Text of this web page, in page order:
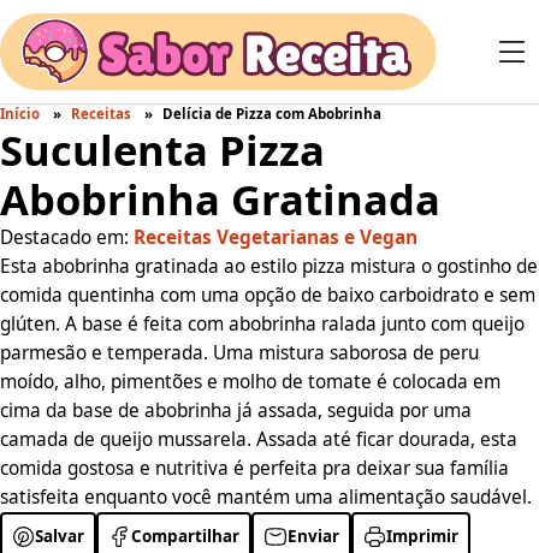
Início Receitas Delícia de Pizza com Abobrinha
Suculenta Pizza
Abobrinha Gratinada
Destacado em: Receitas Vegetarianas e Vegan
Esta abobrinha gratinada ao estilo pizza mistura o gostinho de
comida quentinha com uma opção de baixo carboidrato e sem
glúten. A base é feita com abobrinha ralada junto com queijo
parmesão e temperada. Uma mistura saborosa de peru
moído, alho, pimentões e molho de tomate é colocada em
cima da base de abobrinha já assada, seguida por uma
camada de queijo mussarela. Assada até ficar dourada, esta
comida gostosa e nutritiva é perfeita pra deixar sua família
satisfeita enquanto você mantém uma alimentação saudável.
Salvar Compartilhar Enviar Imprimir